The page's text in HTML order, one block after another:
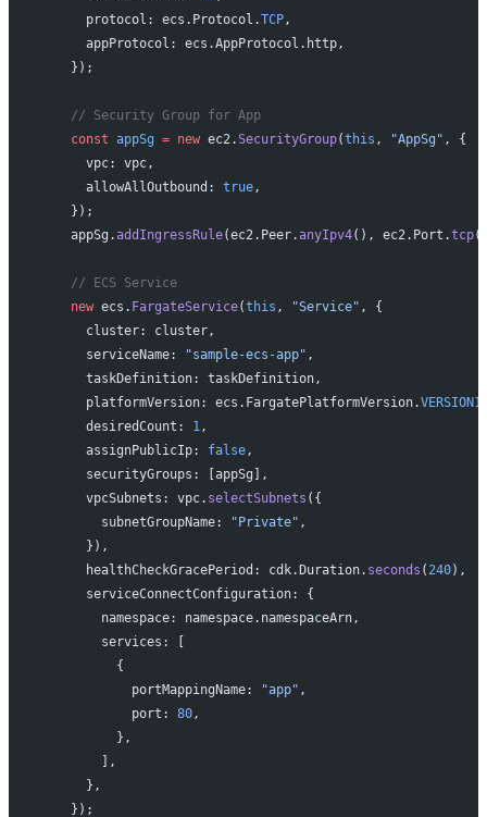
      protocol: ecs.Protocol.
TCP,
      appProtocol: ecs.AppProtocol.http,
    });
    // Security Group for App
    const
appSg = new ec2.SecurityGroup(this , "AppSg" , {
      vpc: vpc,
      allowAllOutbound:
true,
    });
    appSg.
addIngressRule(ec2.Peer.anyIpv4(), ec2.Port.tcp(
    // ECS Service
    new
ecs. FargateService(this , "Service" , {
      cluster: cluster,
      serviceName:
"sample-ecs-app" ,
      taskDefinition: taskDefinition,
      platformVersion: ecs.FargatePlatformVersion.
      desiredCount:
1,
      assignPublicIp:
false,
      securityGroups: [appSg],
      vpcSubnets: vpc.
selectSubnets ({
        subnetGroupName:
"Private" ,
      }),
      healthCheckGracePeriod: cdk.Duration.
seconds ( 240),
      serviceConnectConfiguration: {
        namespace: namespace.namespaceArn,
        services: [
          {
            portMappingName:
"app" ,
            port:
80,
          },
        ],
      },
    });